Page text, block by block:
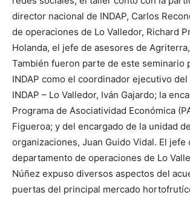
director nacional de INDAP, Carlos
de operaciones de Lo Valledor, Richard
Holanda, el jefe de asesores de
También fueron parte de este seminario
INDAP como el coordinador ejecutivo
INDAP – Lo Valledor, Iván Gajardo; la
Programa de Asociatividad Económica
Figueroa; y del encargado de la unidad de
organizaciones, Juan Guido Vidal. El jefe
departamento de operaciones de Lo
Núñez expuso diversos aspectos del
puertas del principal mercado